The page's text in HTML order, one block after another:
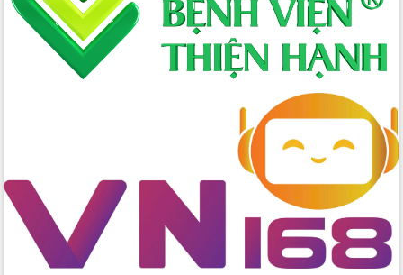
Triển khai đồng bộ đo đạc, lập hồ sơ
địa chính, hoàn thiện cơ sở dữ liệu đất
Ứng dụng sinh trắc học - Bước tiến
nghệ, hướng tới phát triển thủy sản
bền vững
Tập huấn nâng cao năng lực triển khai
chuyển đổi số cho cán bộ, công chức
cấp xã